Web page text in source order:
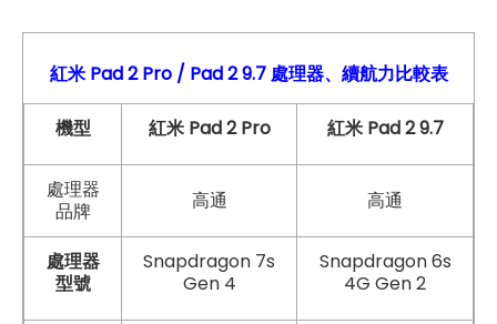
紅米 Pad 2 Pro / Pad 2 9.7處理器、續航力比較表
機型 紅米 Pad 2 Pro 紅米 Pad 2 9.7
處理器
品牌
高通 高通
處理器
型號
Snapdragon 7s
Gen 4
Snapdragon 6s
4G Gen 2